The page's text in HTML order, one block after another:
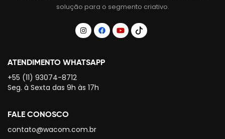
solução para o segmento criativo.
ATENDIMENTO WHATSAPP
+55 (11) 93074-8712
Seg. à Sexta das 9h às 17h
FALE CONOSCO
contato@wacom.com.br